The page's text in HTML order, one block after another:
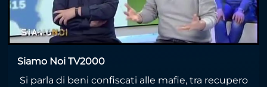
Siamo Noi TV2000
Si parla di beni confiscati alle mafie, tra recupero